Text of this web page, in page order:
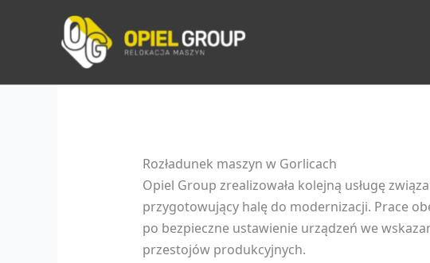
Rozładunek maszyn w Gorlicach
Opiel Group zrealizowała kolejną usługę
przygotowujący halę do modernizacji. Prace
po bezpieczne ustawienie urządzeń we
przestojów produkcyjnych.